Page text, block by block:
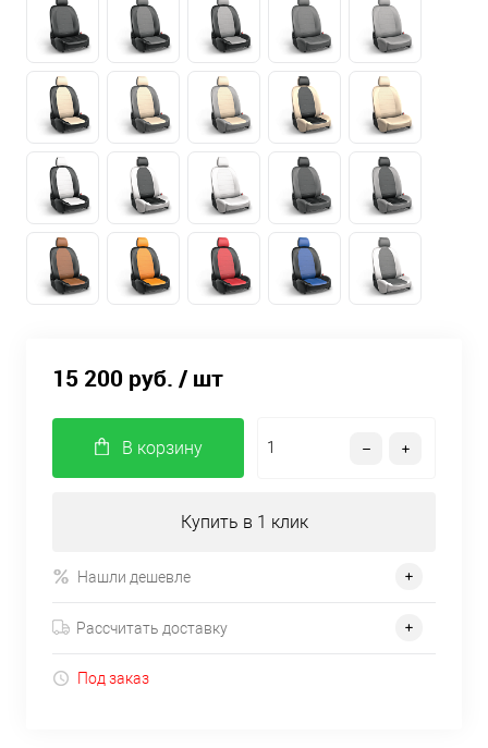
15 200 руб. / шт
В корзину
Купить в 1 клик
Нашли дешевле
Рассчитать доставку
Под заказ